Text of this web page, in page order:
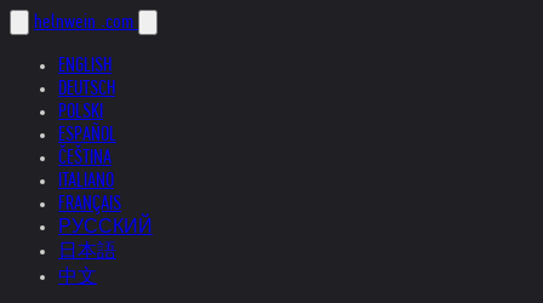
helnwein .com
ENGLISH
DEUTSCH
POLSKI
ESPAÑOL
ČEŠTINA
ITALIANO
FRANÇAIS
РУССКИЙ
日本語
中文